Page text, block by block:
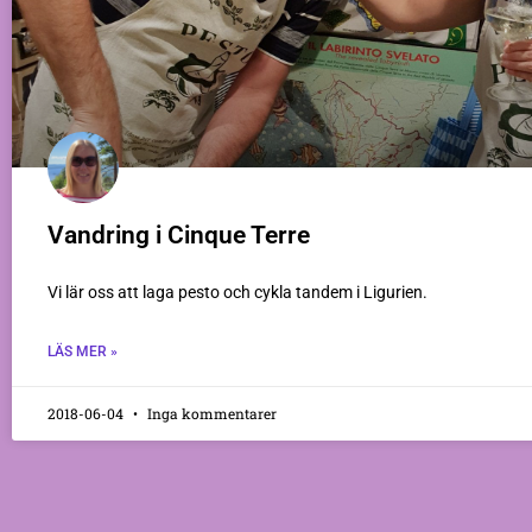
Vandring i Cinque Terre
Vi lär oss att laga pesto och cykla tandem i Ligurien.
LÄS MER »
2018-06-04 Inga kommentarer